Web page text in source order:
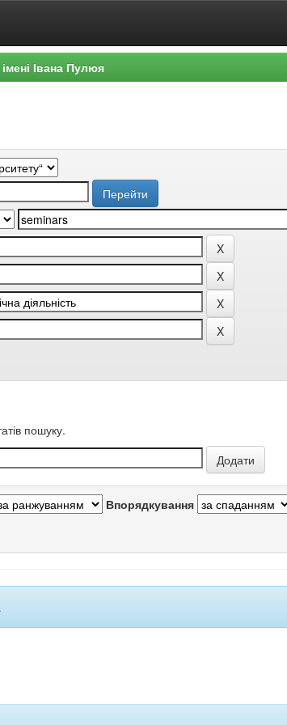
Івана Пулюя
пошуку.
Впорядкування